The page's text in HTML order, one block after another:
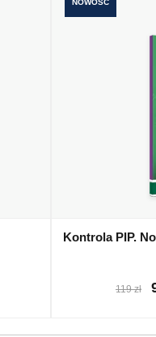
NOWOŚĆ
Kontrola PIP.
119 zł